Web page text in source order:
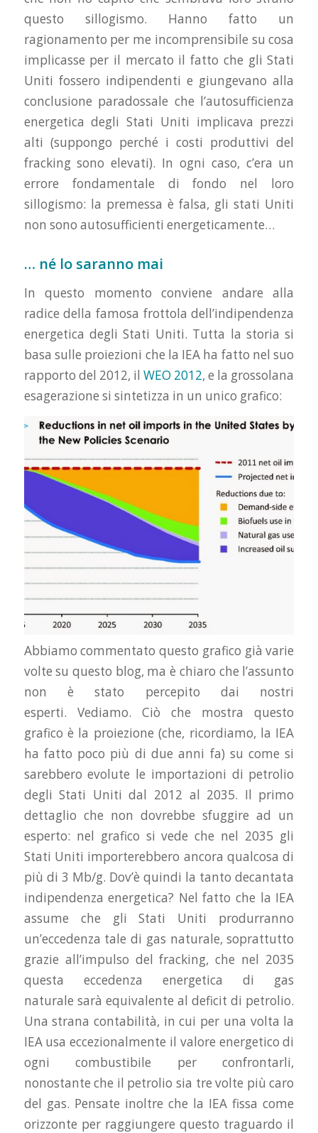
questo sillogismo. Hanno fatto un
ragionamento per me incomprensibile su cosa
implicasse per il mercato il fatto che gli Stati
Uniti fossero indipendenti e giungevano alla
conclusione paradossale che l’autosufficienza
energetica degli Stati Uniti implicava prezzi
alti (suppongo perché i costi produttivi del
fracking sono elevati). In ogni caso, c’era un
errore fondamentale di fondo nel loro
sillogismo: la premessa è falsa, gli stati Uniti
non sono autosufficienti energeticamente…
… né lo saranno mai
In questo momento conviene andare alla
radice della famosa frottola dell’indipendenza
energetica degli Stati Uniti. Tutta la storia si
basa sulle proiezioni che la IEA ha fatto nel suo
rapporto del 2012, il WEO 2012, e la grossolana
esagerazione si sintetizza in un unico grafico:
Abbiamo commentato questo grafico già varie
volte su questo blog, ma è chiaro che l’assunto
non è stato percepito dai nostri
esperti. Vediamo. Ciò che mostra questo
grafico è la proiezione (che, ricordiamo, la IEA
ha fatto poco più di due anni fa) su come si
sarebbero evolute le importazioni di petrolio
degli Stati Uniti dal 2012 al 2035. Il primo
dettaglio che non dovrebbe sfuggire ad un
esperto: nel grafico si vede che nel 2035 gli
Stati Uniti importerebbero ancora qualcosa di
più di 3 Mb/g. Dov’è quindi la tanto decantata
indipendenza energetica? Nel fatto che la IEA
assume che gli Stati Uniti produrranno
un’eccedenza tale di gas naturale, soprattutto
grazie all’impulso del fracking, che nel 2035
questa eccedenza energeticadi gas
naturale sarà equivalente al deficitdi petrolio.
Una strana contabilità, in cui per una volta la
IEA usa eccezionalmente il valore energetico di
ogni combustibile per confrontarli,
nonostante che il petrolio sia tre volte più caro
del gas. Pensate inoltre che la IEA fissa come
orizzonte per raggiungere questo traguardo il